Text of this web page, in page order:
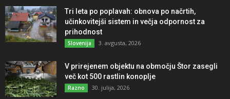
Tri leta po poplavah: obnova po načrtih,
učinkovitejši sistem in večja odpornost za
prihodnost
Slovenija 3. avgusta, 2026
V prirejenem objektu na območju Štor zasegli
več kot 500 rastlin konoplje
Razno 30. julija, 2026